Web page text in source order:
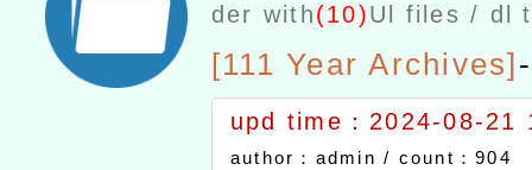
der with(10)Ul files / dl
[111 Year Archives]-
upd time：2024-08-21
author：admin / count：904